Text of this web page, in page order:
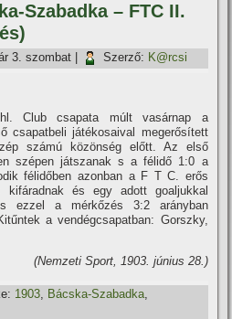
Szabadka – FTC II.
3. szombat Szerző: K@rcsi
Club csapata múlt vasárnap a
csapatbeli játékosaival megerősí­tett
számú közönség előtt. Az első
szépen játszanak s a félidő 1:0 a
félidőben azonban a F T C. erős
és egy adott goaljukkal
ezzel a mérkőzés 3:2 arányban
a vendégcsapatban: Gorszky,
(Nemzeti Sport, 1903. június 28.)
1903, Bácska-Szabadka,